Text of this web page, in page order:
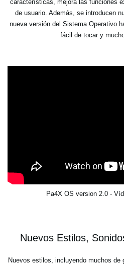
características, mejora las funciones
de usuario. Además, se introducen
nueva versión del Sistema Operativo
fácil de tocar y
Pa4X OS version 2.0 -
Nuevos Estilos,
Nuevos estilos, incluyendo muchos de